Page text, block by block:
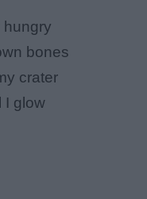
hungry
bones
crater
I glow